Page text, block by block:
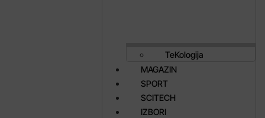
TeKologija
MAGAZIN
SPORT
SCITECH
IZBORI